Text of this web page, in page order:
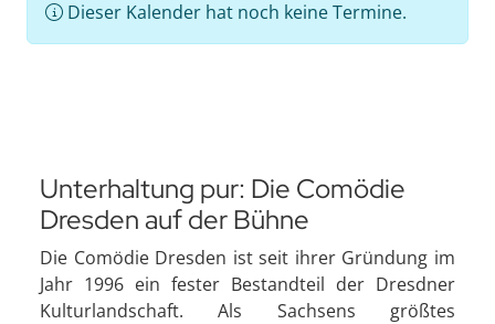
Dieser Kalender hat noch keine Termine.
Unterhaltung pur: Die Comödie
Dresden auf der Bühne
Die Comödie Dresden ist seit ihrer Gründung im
Jahr 1996 ein fester Bestandteil der Dresdner
Kulturlandschaft. Als Sachsens größtes